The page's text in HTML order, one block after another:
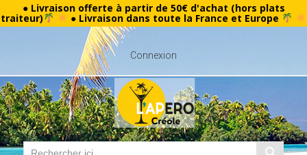
● Livraison offerte à partir de 50€ d'achat (hors plats
traiteur) ● Livraison dans toute la France et Europe
Connexion